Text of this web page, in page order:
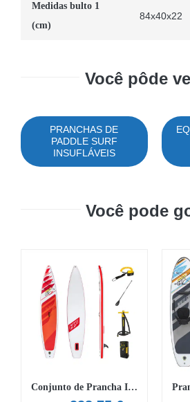
Medidas bulto 1
(cm)
84x40x22
Você pôde
PRANCHAS DE
PADDLE SURF
INSUFLÁVEIS
Você pode
Conjunto de Prancha Insuflável de Stand Up Paddle Hydro-Force™ Fastblast Tech 3,81 m